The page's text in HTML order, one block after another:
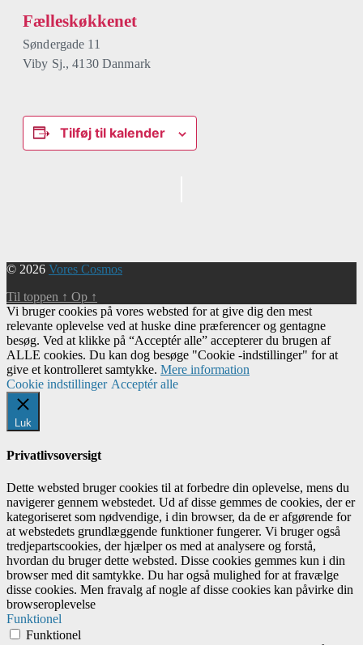
Fælleskøkkenet
Søndergade 11
Viby Sj., 4130 Danmark
Tilføj til kalender
© 2026 Vores Cosmos
Til toppen ↑ Op ↑
Vi bruger cookies på vores websted for at give dig den mest
relevante oplevelse ved at huske dine præferencer og gentagne
besøg. Ved at klikke på “Acceptér alle” accepterer du brugen af ​​
ALLE cookies. Du kan dog besøge "Cookie -indstillinger" for at
give et kontrolleret samtykke. Mere information
Cookie indstillinger Acceptér alle
Luk
Privatlivsoversigt
Dette websted bruger cookies til at forbedre din oplevelse, mens du
navigerer gennem webstedet. Ud af disse gemmes de cookies, der er
kategoriseret som nødvendige, i din browser, da de er afgørende for
at webstedets grundlæggende funktioner fungerer. Vi bruger også
tredjepartscookies, der hjælper os med at analysere og forstå,
hvordan du bruger dette websted. Disse cookies gemmes kun i din
browser med dit samtykke. Du har også mulighed for at fravælge
disse cookies. Men fravalg af nogle af disse cookies kan påvirke din
browseroplevelse
Funktionel
Funktionel